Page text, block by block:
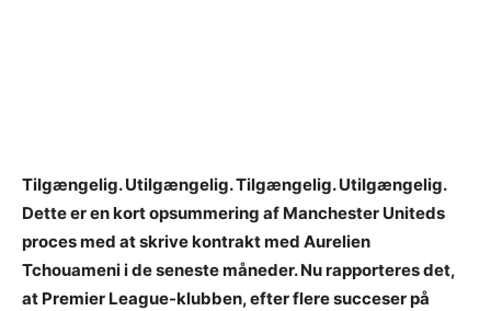
Tilgængelig. Utilgængelig. Tilgængelig. Utilgængelig.
Dette er en kort opsummering af Manchester Uniteds
proces med at skrive kontrakt med Aurelien
Tchouameni i de seneste måneder. Nu rapporteres det,
at Premier League-klubben, efter flere succeser på